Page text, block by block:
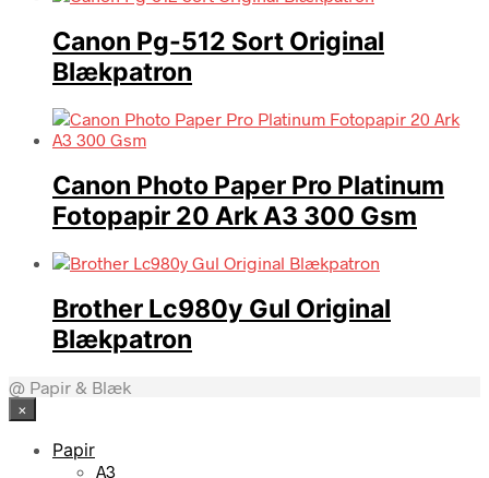
Canon Pg-512 Sort Original
Blækpatron
Canon Photo Paper Pro Platinum
Fotopapir 20 Ark A3 300 Gsm
Brother Lc980y Gul Original
Blækpatron
@ Papir & Blæk
×
Papir
A3